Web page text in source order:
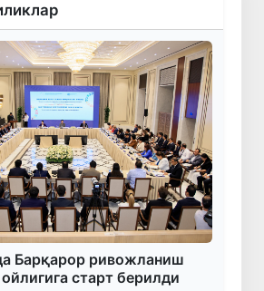
Барқарор ривожланиш
старт берилди